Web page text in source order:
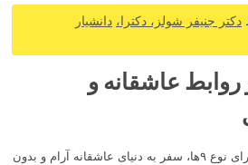
دکتر جنیفر شولز، دکترا، دانشیار
در روابط عاشقانه و
**جستجوی شریک عاطفی** برای نوع ۹ها، سفر به دنیای عاشقانه آرام و بدون